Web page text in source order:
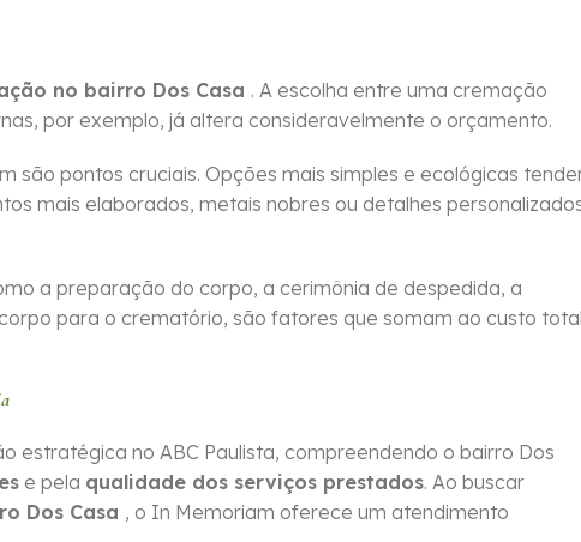
no bairro Dos Casa . A escolha entre uma cremação
por exemplo, já altera consideravelmente o orçamento.
são pontos cruciais. Opções mais simples e ecológicas
mais elaborados, metais nobres ou detalhes
a preparação do corpo, a cerimônia de despedida, a
para o crematório, são fatores que somam ao custo
estratégica no ABC Paulista, compreendendo o bairro Dos
e pela qualidade dos serviços prestados. Ao buscar
Dos Casa , o In Memoriam oferece um atendimento